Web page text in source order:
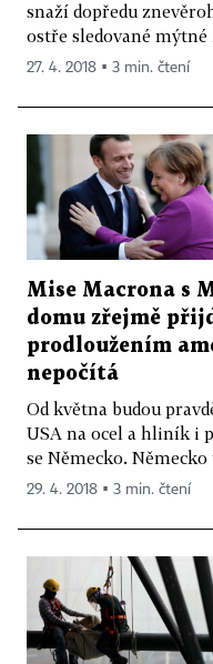
snaží dopředu
ostře sledované mýtné
27. 4. 2018 ▪ 3 min. čtení
Mise Macrona s
domu zřejmě
prodloužením
nepočítá
Od května budou
USA na ocel a hliník i
se Německo.
29. 4. 2018 ▪ 3 min. čtení